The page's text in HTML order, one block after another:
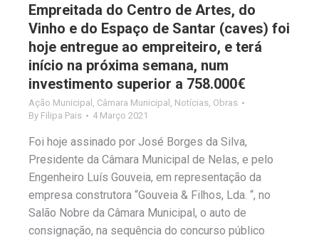
Empreitada do Centro de Artes, do
Vinho e do Espaço de Santar (caves) foi
hoje entregue ao empreiteiro, e terá
início na próxima semana, num
investimento superior a 758.000€
Ação Municipal Câmara Municipal Notícias Obras
By Filipa Pais 4 Março 2021
Foi hoje assinado por José Borges da Silva,
Presidente da Câmara Municipal de Nelas, e pelo
Engenheiro Luís Gouveia, em representação da
empresa construtora “Gouveia & Filhos, Lda. “, no
Salão Nobre da Câmara Municipal, o auto de
consignação, na sequência do concurso público